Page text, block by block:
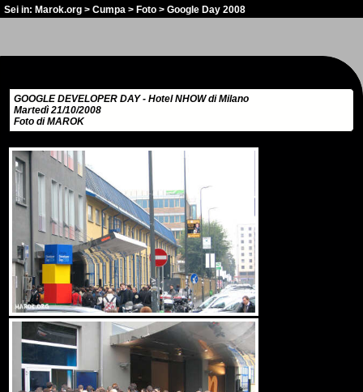
Sei in: Marok.org > Cumpa > Foto > Google Day 2008
GOOGLE DEVELOPER DAY - Hotel NHOW di Milano
Martedì 21/10/2008
Foto di MAROK